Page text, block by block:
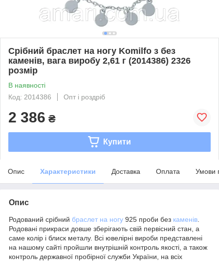
Срібний браслет на ногу Komilfo з без
каменів, вага виробу 2,61 г (2014386) 2326
розмір
В наявності
Код: 2014386
Опт і роздріб
2 386 ₴
Купити
Опис Характеристики Доставка Оплата Умови
Опис
Родований срібний браслет на ногу 925 проби без каменів
Родовані прикраси довше зберігають свій первісний стан, а
саме колір і блиск металу. Всі ювелірні вироби представлені
на нашому сайті пройшли внутрішній контроль якості, а також
контроль державної пробірної служби України, на всіх